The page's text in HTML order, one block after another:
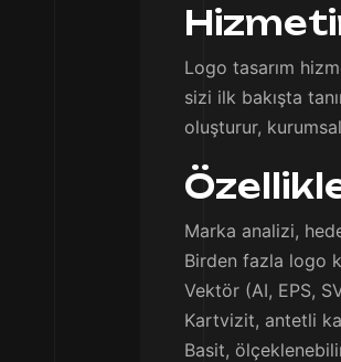
Logo tasarım
sizi ilk bakışta
oluşturur,
Marka analizi,
Birden fazla logo
Vektör (AI, EPS,
Kartvizit, antetli
Basit,